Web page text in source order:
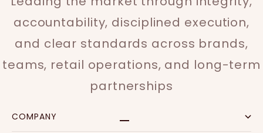
accountability, disciplined execution,
and clear standards across brands,
teams, retail operations, and long-term
partnerships
COMPANY